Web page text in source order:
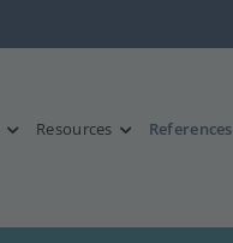
Resources References